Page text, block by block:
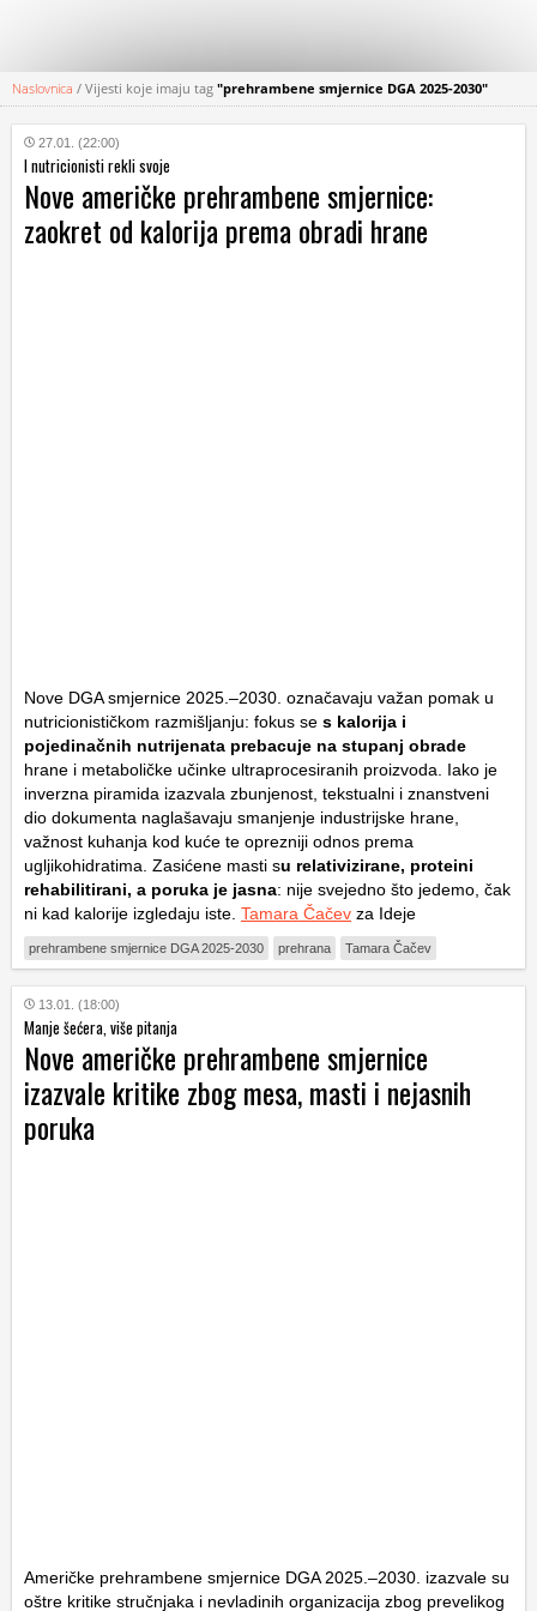
KATEGORIJE
HRVATSKI
WEB
Naslovnica / Vijesti koje imaju tag "prehrambene smjernice DGA 2025-2030"
27.01. (22:00)
I nutricionisti rekli svoje
Nove američke prehrambene smjernice:
zaokret od kalorija prema obradi hrane
Nove DGA smjernice 2025.–2030. označavaju važan pomak u
nutricionističkom razmišljanju: fokus se s kalorija i
pojedinačnih nutrijenata prebacuje na stupanj obrade
hrane i metaboličke učinke ultraprocesiranih proizvoda. Iako je
inverzna piramida izazvala zbunjenost, tekstualni i znanstveni
dio dokumenta naglašavaju smanjenje industrijske hrane,
važnost kuhanja kod kuće te oprezniji odnos prema
ugljikohidratima. Zasićene masti su relativizirane, proteini
rehabilitirani, a poruka je jasna: nije svejedno što jedemo, čak
ni kad kalorije izgledaju iste. Tamara Čačev za Ideje
prehrambene smjernice DGA 2025-2030 prehrana Tamara Čačev
13.01. (18:00)
Manje šećera, više pitanja
Nove američke prehrambene smjernice
izazvale kritike zbog mesa, masti i nejasnih
poruka
Američke prehrambene smjernice DGA 2025.–2030. izazvale su
oštre kritike stručnjaka i nevladinih organizacija zbog prevelikog